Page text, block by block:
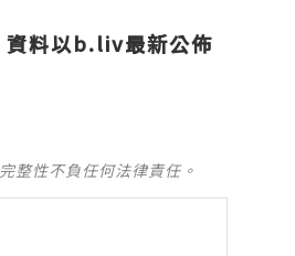
料以b.liv最新公佈
整性不負任何法律責任。